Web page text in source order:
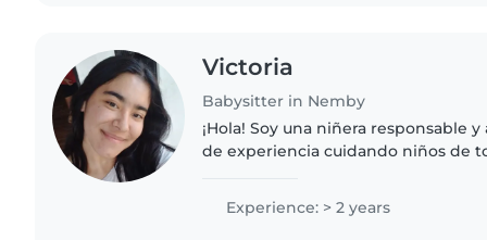
Victoria
Babysitter in Nemby
¡Hola! Soy una niñera responsable
de experiencia cuidando niños de
universidad y..
Experience: > 2 years